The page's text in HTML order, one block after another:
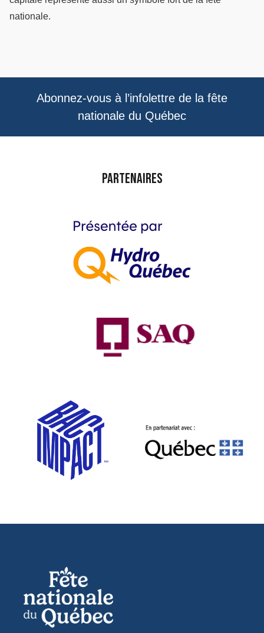
nationale.
Abonnez-vous à l’infolettre de la fête
nationale du Québec
Partenaires